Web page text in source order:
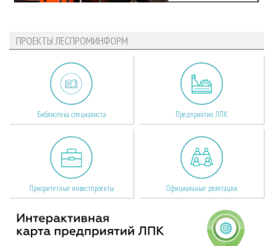
ПРОЕКТЫ ЛЕСПРОМИНФОРМ
Библиотека специалиста Предприятия ЛПК
Приоритетные инвестпроекты Официальные делегации